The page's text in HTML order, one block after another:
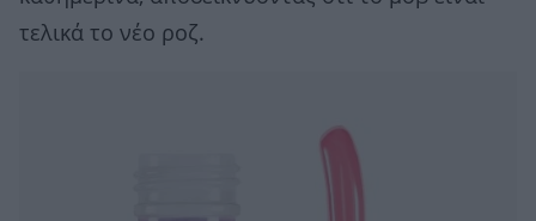
τελικά το νέο ροζ.